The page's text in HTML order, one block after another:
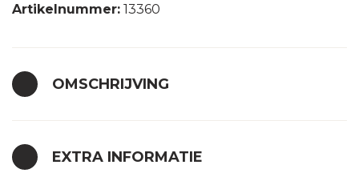
Artikelnummer: 13360
OMSCHRIJVING
EXTRA INFORMATIE